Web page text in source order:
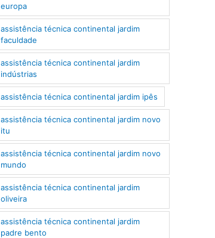
europa
assistência técnica continental jardim
faculdade
assistência técnica continental jardim
indústrias
assistência técnica continental jardim ipês
assistência técnica continental jardim novo
itu
assistência técnica continental jardim novo
mundo
assistência técnica continental jardim
oliveira
assistência técnica continental jardim
padre bento